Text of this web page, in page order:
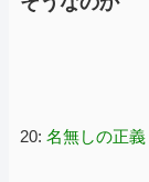
20: 名無しの正義